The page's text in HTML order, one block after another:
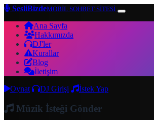
SesliBizdeMOBİL SOHBET SİTESİ
Ana Sayfa
Hakkımızda
DJ'ler
Kurallar
Blog
İletişim
Oynat
DJ Girişi İstek Yap
Müzik İsteği Gönder